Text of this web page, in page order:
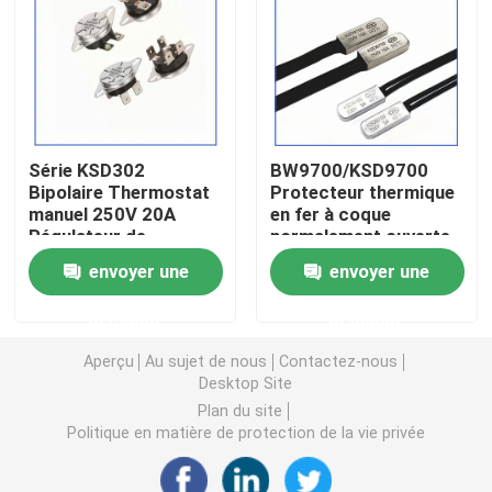
Puce de chauffage PTC
Thermistance de SMD NTC
Le thermistore NTC de puissance
Varistance CMS
Série KSD302
Bipolaire Thermostat
manuel 250V 20A
Régulateur de
température de
chauffe-eau
électrique
envoyer une
BW9700/KSD9700
Protecteur thermique
en fer à coque
normalement ouverte
et normalement
fermée Thermostat de
série
envoyer une
Aperçu Au sujet de nous
Contactez-nous
Desktop Site
Plan du site
Politique en matière de protection de la vie privée